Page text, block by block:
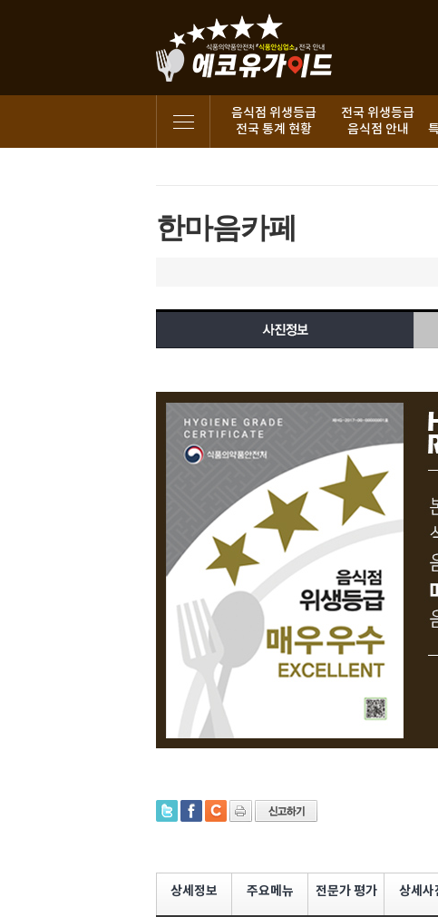
음식점 위생등급
전국 통계 현황
전국 위생등급
음식점 안내
한마음카페
상세정보 주요메뉴 전문가 평가 상세사